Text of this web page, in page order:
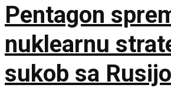
Pentagon
nuklearnu
sukob sa